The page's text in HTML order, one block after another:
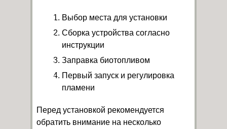
Выбор места для установки
Сборка устройства согласно
инструкции
Заправка биотопливом
Первый запуск и регулировка
пламени
Перед установкой рекомендуется
обратить внимание на несколько